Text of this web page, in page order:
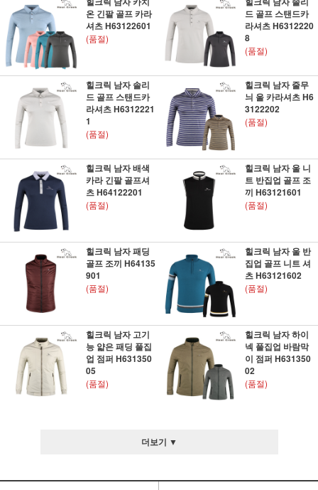
온 긴팔 골프 카라
셔츠 H63122601
(품절)
드 골프 스탠드카
라셔츠 H6312220
8
(품절)
힐크릭 남자 솔리
드 골프 스탠드카
라셔츠 H6312221
1
(품절)
힐크릭 남자 줄무
늬 울 카라셔츠 H6
3122202
(품절)
힐크릭 남자 배색
카라 긴팔 골프셔
츠 H64122201
(품절)
힐크릭 남자 울 니
트 반집업 골프 조
끼 H63121601
(품절)
힐크릭 남자 패딩
골프 조끼 H64135
901
(품절)
힐크릭 남자 울 반
집업 골프 니트 셔
츠 H63121602
(품절)
힐크릭 남자 고기
능 얇은 패딩 풀집
업 점퍼 H631350
05
(품절)
힐크릭 남자 하이
넥 풀집업 바람막
이 점퍼 H631350
02
(품절)
더보기 ▼